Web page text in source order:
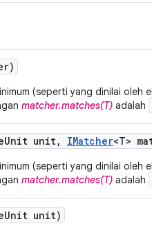
(seperti yang dinilai oleh
matcher.matches(T) adalah
Unit unit, IMatcher<T>
(seperti yang dinilai oleh
matcher.matches(T) adalah
Unit unit)